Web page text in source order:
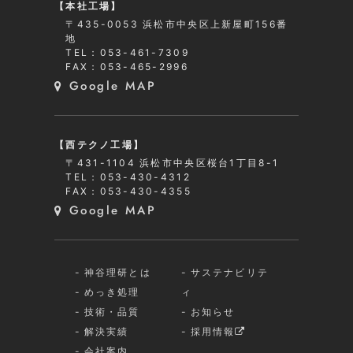
【本社工場】
〒435-0053 浜松市中央区上新屋町156番
地
TEL：053-461-7309
FAX：053-465-2996
Google MAP
【西テクノ工場】
〒431-1104 浜松市中央区桜台1丁目8-1
TEL：053-430-4312
FAX：053-430-4355
Google MAP
神谷理研とは
めっき処理
技術・品質
解決実績
サステナビリテ
ィ
お知らせ
採用情報